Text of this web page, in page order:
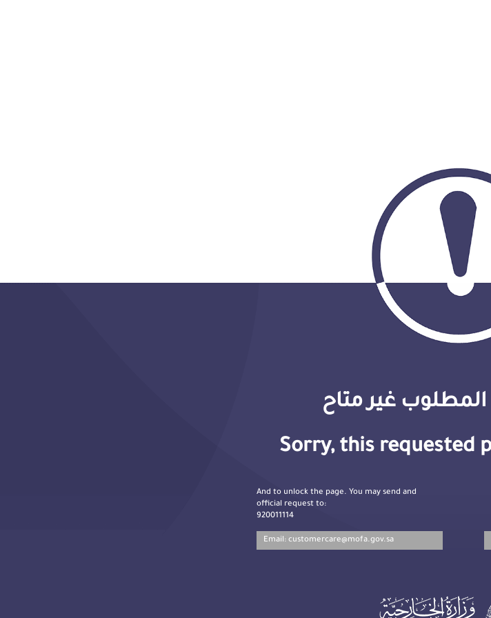
غير متاح
Sorry, this requested
And to unlock the page. You may send and
official request to:
920011114
Email: customercare@mofa.gov.sa